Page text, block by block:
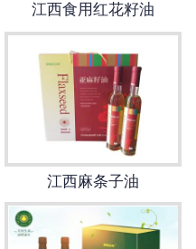
江西食用红花籽油
江西麻条子油